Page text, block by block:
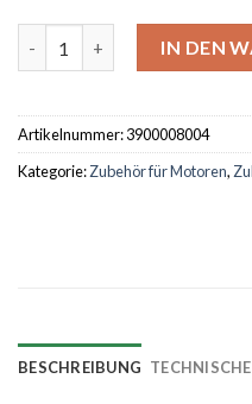
IN DEN
Artikelnummer:3900008004
Kategorie:Zubehör für Motoren,
BESCHREIBUNG